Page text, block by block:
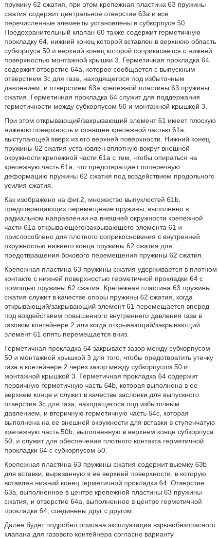
пружину 62 сжатия, при этом крепежная пластина 63 пружины
сжатия содержит центральное отверстие 63а и все
перечисленные элементы установлены в субкорпусе 50.
Предохранительный клапан 60 также содержит герметичную
прокладку 64, нижний конец которой вставлен в верхнюю область
субкорпуса 50 и верхний конец которой соприкасается с нижней
поверхностью монтажной крышки 3. Герметичная прокладка 64
содержит отверстие 64а, которое сообщается с выпускным
отверстием 3с для газа, находящегося под избыточным
давлением, и отверстием 63а крепежной пластины 63 пружины
сжатия. Герметичная прокладка 64 служит для поддержания
герметичности между субкорпусом 50 и монтажной крышкой 3.
При этом открывающий/закрывающий элемент 61 имеет плоскую
нижнюю поверхность и оснащен крепежной частью 61а,
выступающей вверх из его верхней поверхности. Нижний конец
пружины 62 сжатия установлен вплотную вокруг внешней
окружности крепежной части 61а с тем, чтобы опираться на
крепежную часть 61а, что предотвращает поперечную
деформацию пружины 62 сжатия под воздействием продольного
усилия сжатия.
Как изображено на фиг.2, множество выпуклостей 61b,
предотвращающих перемещение пружины, выполнено в
радиальном направлении на внешней окружности крепежной
части 61а открывающего/закрывающего элемента 61 и
приспособлено для плотного соприкосновения с внутренней
окружностью нижнего конца пружины 62 сжатия для
предотвращения бокового перемещения пружины 62 сжатия.
Крепежная пластина 63 пружины сжатия удерживается в плотном
контакте с нижней поверхностью герметичной прокладки 64 с
помощью пружины 62 сжатия. Крепежная пластина 63 пружины
сжатия служит в качестве опоры пружины 62 сжатия, когда
открывающий/закрывающий элемент 61 перемещается вперед
под воздействием повышенного внутреннего давления газа в
газовом контейнере 2 или когда открывающий/закрывающий
элемент 61 опять перемещается вниз.
Герметичная прокладка 64 закрывает зазор между субкорпусом
50 и монтажной крышкой 3 для того, чтобы предотвратить утечку
газа в контейнере 2 через зазор между субкорпусом 50 и
монтажной крышкой 3. Герметичная прокладка 64 содержит
первичную герметичную часть 64b, которая выполнена в ее
верхнем конце и служит в качестве заслонки для выпускного
отверстия 3с для газа, находящегося под избыточным
давлением, и вторичную герметичную часть 64с, которая
выполнена на ее внешней окружности для вставки в ступенчатую
крепежную часть 50b, выполненную в верхнем конце субкорпуса
50, и служит для обеспечения плотного контакта герметичной
прокладки 64 с субкорпусом 50.
Крепежная пластина 63 пружины сжатия содержит выемку 63b
для вставки, вырезанную в ее верхней поверхности, в которую
вставлен нижний конец герметичной прокладки 64. Отверстие
63а, выполненное в центре крепежной пластины 63 пружины
сжатия, и отверстие 64а, выполненное в центре герметичной
прокладки 64, соединены друг с другом.
Далее будет подробно описана эксплуатация взрывобезопасного
клапана для газового контейнера согласно варианту